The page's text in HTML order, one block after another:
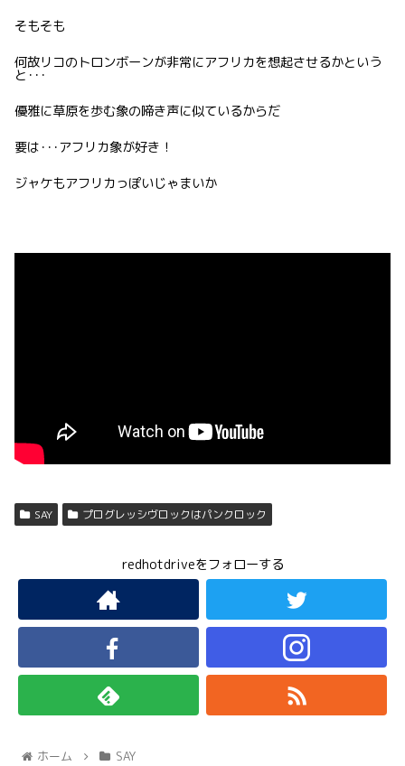
そもそも
何故リコのトロンボーンが非常にアフリカを想起させるかという
と･･･
優雅に草原を歩む象の啼き声に似ているからだ
要は･･･アフリカ象が好き！
ジャケもアフリカっぽいじゃまいか
SAY プログレッシヴロックはパンクロック
redhotdriveをフォローする
ホーム SAY